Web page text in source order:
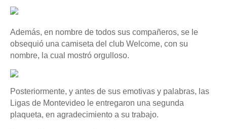
Además, en nombre de todos sus compañeros, se le
obsequió una camiseta del club Welcome, con su
nombre, la cual mostró orgulloso.
Posteriormente, y antes de sus emotivas y palabras, las
Ligas de Montevideo le entregaron una segunda
plaqueta, en agradecimiento a su trabajo.